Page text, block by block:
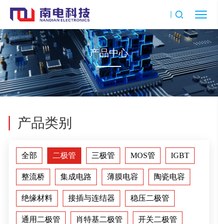
产品中心
产品类别
全部 二极管 三极管 MOS管 IGBT
整流桥 集成电路 薄膜电容 陶瓷电容
绝缘材料 接插与连结器 稳压二极管
通用二极管 肖特基二极管 开关二极管